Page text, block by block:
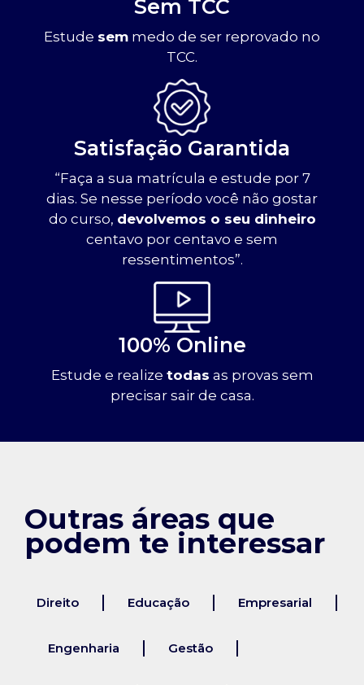
Sem TCC
Estude sem medo de ser reprovado no
TCC.
Satisfação Garantida
“Faça a sua matrícula e estude por 7
dias. Se nesse período você não gostar
do curso, devolvemos o seu dinheiro
centavo por centavo e sem
ressentimentos”.
100% Online
Estude e realize todas as provas sem
precisar sair de casa.
Outras áreas que
podem te interessar
Direito Educação Empresarial
Engenharia Gestão